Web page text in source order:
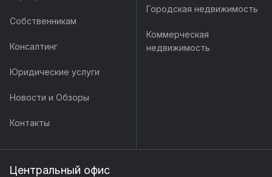
Собственникам
Консалтинг
Юридические услуги
Новости и Обзоры
Контакты
Городская недвижимость
Коммерческая
недвижимость
Центральный офис